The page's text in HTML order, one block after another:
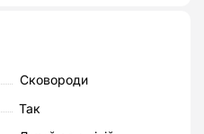
Сковороди
Так